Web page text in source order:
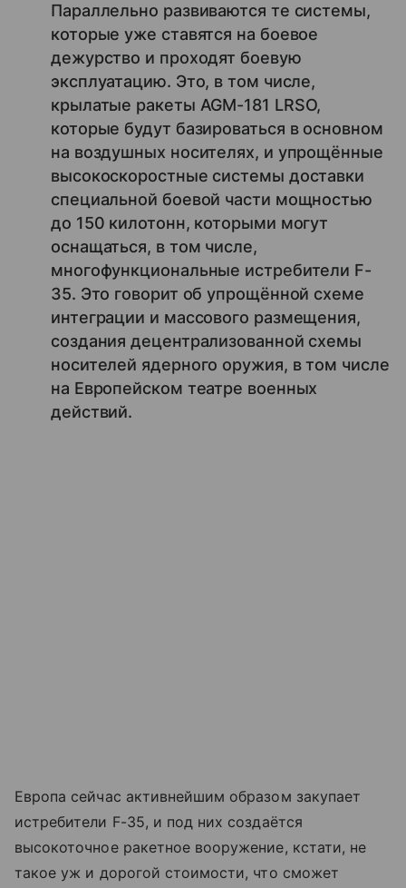
Параллельно развиваются те системы,
которые уже ставятся на боевое
дежурство и проходят боевую
эксплуатацию. Это, в том числе,
крылатые ракеты AGM-181 LRSO,
которые будут базироваться в основном
на воздушных носителях, и упрощённые
высокоскоростные системы доставки
специальной боевой части мощностью
до 150 килотонн, которыми могут
оснащаться, в том числе,
многофункциональные истребители F-
35. Это говорит об упрощённой схеме
интеграции и массового размещения,
создания децентрализованной схемы
носителей ядерного оружия, в том числе
на Европейском театре военных
действий.
Европа сейчас активнейшим образом закупает
истребители F-35, и под них создаётся
высокоточное ракетное вооружение, кстати, не
такое уж и дорогой стоимости, что сможет